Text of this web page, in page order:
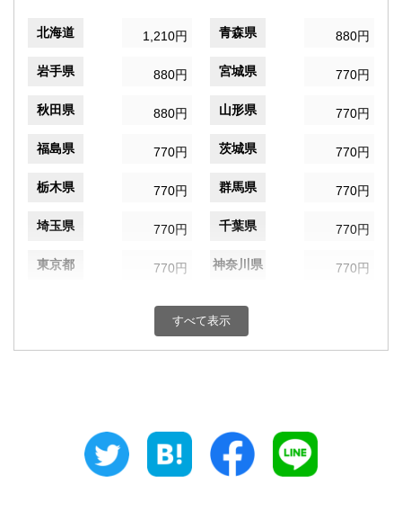
北海道 1,210円 青森県 880円
岩手県 880円 宮城県 770円
秋田県 880円 山形県 770円
福島県 770円 茨城県 770円
栃木県 770円 群馬県 770円
埼玉県 770円 千葉県 770円
東京都 770円 神奈川県 770円
770円 富山県
770円 三重県
すべて表示